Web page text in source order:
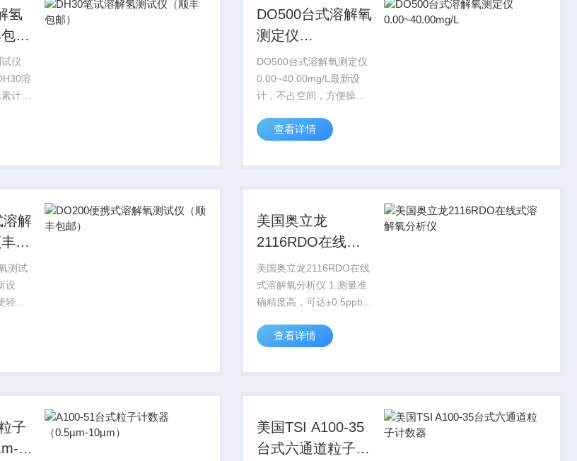
氢
仪
溶
计：
溶
保用
DO500台式溶解氧
测定仪
0.00~40.00mg/L
DO500台式溶解氧测定仪
0.00~40.00mg/L最新设
计，不占空间，方便操作
快速，简单标定
查看详情
溶解
包
测试
设
轻
背光
美国奥立龙
2116RDO在线式
溶解氧分析仪
美国奥立龙2116RDO在线
式溶解氧分析仪 1.测量准
确精度高，可达±0.5ppb或
确反应溶氧值的细微变化
化等干扰因素影响 2.性能
查看详情
子
美国TSI A100-35
台式六通道粒子计